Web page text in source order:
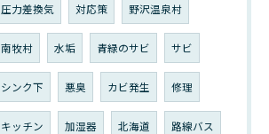
圧力差換気 対応策 野沢温泉村
南牧村 水垢 青緑のサビ サビ
シンク下 悪臭 カビ発生 修理
キッチン 加湿器 北海道 路線バス